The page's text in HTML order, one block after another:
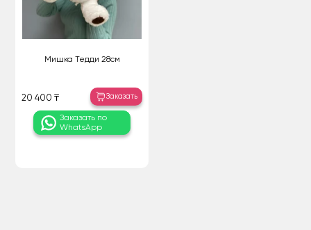
Мишка Тедди 28см
20 400 ₸ Заказать
Заказать по
WhatsApp